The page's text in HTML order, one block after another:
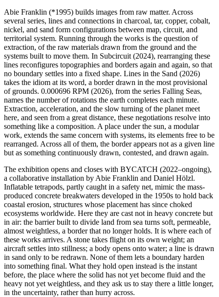
Abie Franklin (*1995) builds images from raw matter. Across
several series, lines and connections in charcoal, tar, copper, cobalt,
nickel, and sand form configurations between map, circuit, and
territorial system. Running through the works is the question of
extraction, of the raw materials drawn from the ground and the
systems built to move them. In Subcircuit (2024), rearranging these
lines reconfigures topographies and borders again and again, so that
no boundary settles into a fixed shape. Lines in the Sand (2026)
takes the idiom at its word, a border drawn in the most provisional
of grounds. 0.000696 RPM (2026), from the series Falling Seas,
names the number of rotations the earth completes each minute.
Extraction, acceleration, and the slow turning of the planet meet
here, and seen from a great distance, these negotiations resolve into
something like a composition. A place under the sun, a modular
work, extends the same concern with systems, its elements free to be
rearranged. Across all of them, the border appears not as a given line
but as something continuously drawn, contested, and drawn again.
The exhibition opens and closes with BYCATCH (2022–ongoing),
a collaborative installation by Abie Franklin and Daniel Hölzl.
Inflatable tetrapods, partly caught in a safety net, mimic the mass-
produced concrete breakwaters developed in the 1950s to hold back
coastal erosion, structures whose placement has since choked
ecosystems worldwide. Here they are cast not in heavy concrete but
in air: the barrier built to divide land from sea turns soft, permeable,
almost weightless, a border that no longer holds. It is where each of
these works arrives. A stone takes flight on its own weight; an
aircraft settles into stillness; a body opens onto water; a line is drawn
in sand only to be redrawn. None of them lets a boundary harden
into something final. What they hold open instead is the instant
before, the place where the solid has not yet become fluid and the
heavy not yet weightless, and they ask us to stay there a little longer,
in the uncertainty, rather than hurry across.